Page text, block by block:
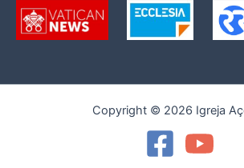
Copyright © 2026 Igreja